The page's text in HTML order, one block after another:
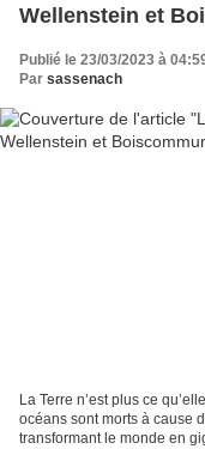
Wellenstein et
Publié le 23/03/2023 à
Par sassenach
La Terre n’est plus ce
océans sont morts à cause
transformant le monde en